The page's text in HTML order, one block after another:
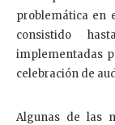
problemática en
consistido
implementadas
celebración de
Algunas de las